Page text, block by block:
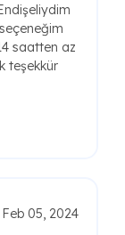
saatten az
teşekkür
Feb 05, 2024